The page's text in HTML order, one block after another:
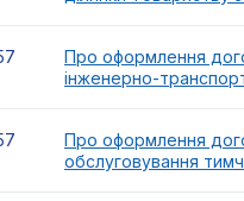
Про оформлення
інженерно-
Про оформлення
обслуговування